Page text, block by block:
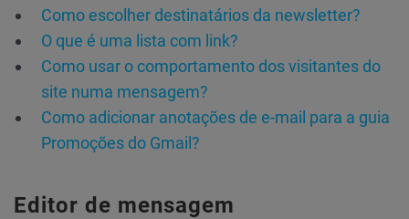
Como escolher destinatários da newsletter?
O que é uma lista com link?
Como usar o comportamento dos visitantes do
site numa mensagem?
Como adicionar anotações de e-mail para a guia
Promoções do Gmail?
Editor de mensagem